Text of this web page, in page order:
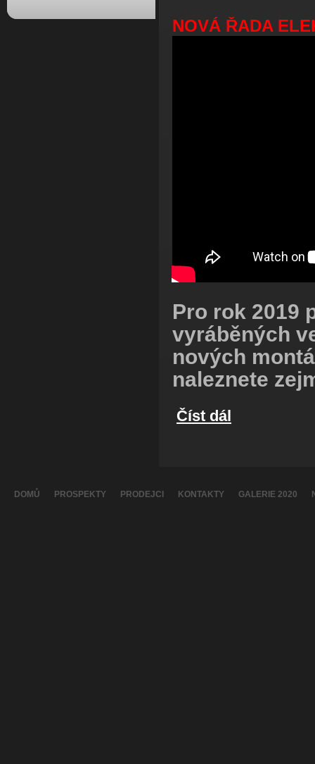
NOVÁ ŘADA
Pro rok 2019
vyráběných
nových
naleznete
Číst dál
DOMŮ PROSPEKTY PRODEJCI KONTAKTY GALERIE 2020